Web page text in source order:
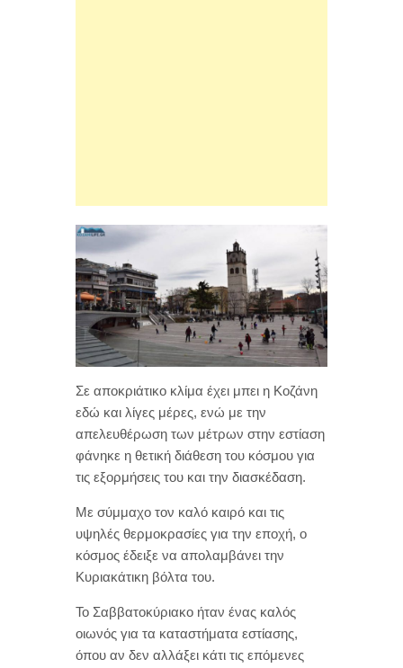
Σε αποκριάτικο κλίμα έχει μπει η Κοζάνη
εδώ και λίγες μέρες, ενώ με την
απελευθέρωση των μέτρων στην εστίαση
φάνηκε η θετική διάθεση του κόσμου για
τις εξορμήσεις του και την διασκέδαση.
Με σύμμαχο τον καλό καιρό και τις
υψηλές θερμοκρασίες για την εποχή, ο
κόσμος έδειξε να απολαμβάνει την
Κυριακάτικη βόλτα του.
Το Σαββατοκύριακο ήταν ένας καλός
οιωνός για τα καταστήματα εστίασης,
όπου αν δεν αλλάξει κάτι τις επόμενες